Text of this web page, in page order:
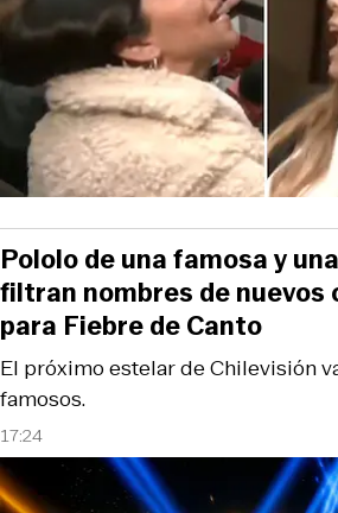
17:24
El próximo estelar de Chilevisión
famosos.
Pololo de una famosa y
filtran nombres de nuevos
para Fiebre de Canto